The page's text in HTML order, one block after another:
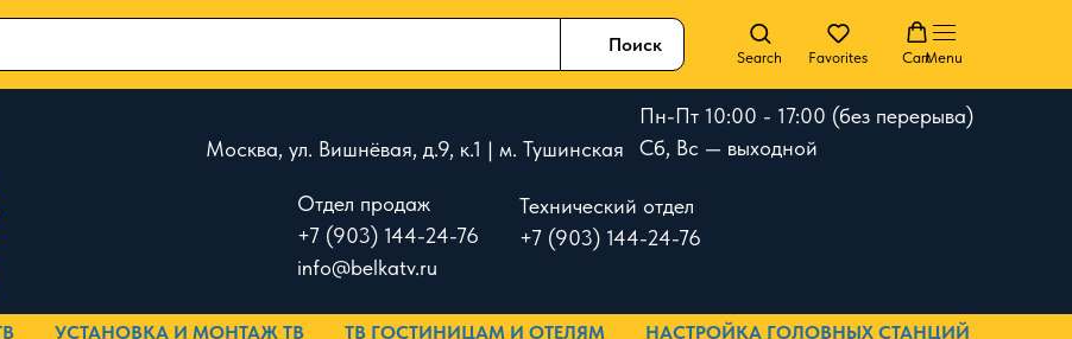
Поиск
Search Favorites CartMenu
Москва, ул. Вишнёвая, д.9, к.1 | м. Тушинская
Отдел продаж
+7 (903) 144-24-76
info@belkatv.ru
Пн-Пт 10:00 - 17:00 (без перерыва)
Сб, Вс — выходной
Технический отдел
+7 (903) 144-24-76
УСТАНОВКА И МОНТАЖ ТВ ТВ ГОСТИНИЦАМ И ОТЕЛЯМ
НАСТРОЙКА ГОЛОВНЫХ СТАНЦИЙ